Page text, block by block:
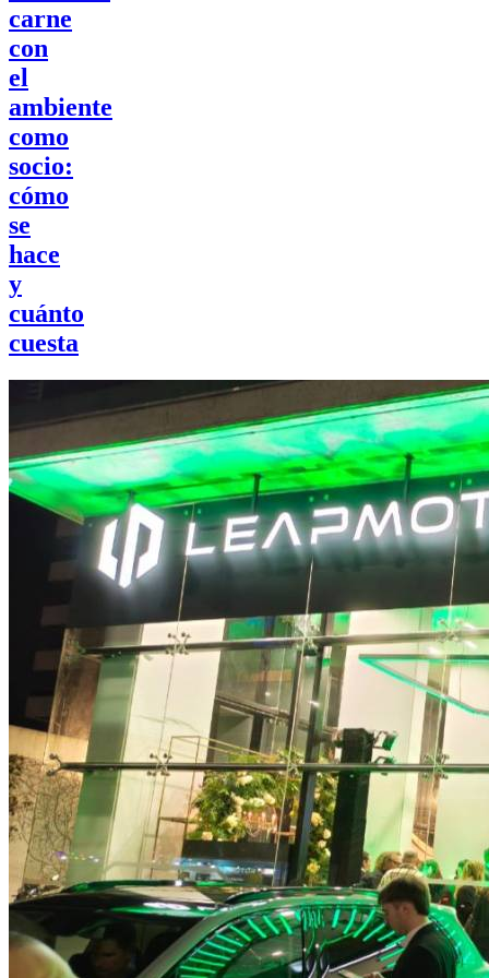
carne
con
el
ambiente
como
socio:
cómo
se
hace
y
cuánto
cuesta